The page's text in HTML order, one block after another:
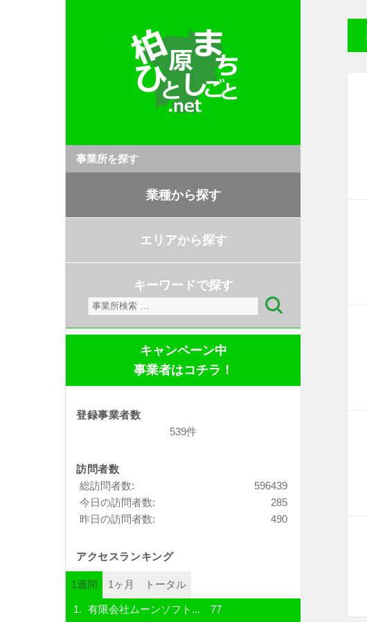
事業所を探す
業種から探す
エリアから探す
キーワードで探す
検
索:
キャンペーン中
事業者はコチラ！
登録事業者数
539件
訪問者数
596439
総訪問者数:
285
今日の訪問者数:
490
昨日の訪問者数:
アクセスランキング
1週間 1ヶ月 トータル
有限会社ムーンソフト... 77